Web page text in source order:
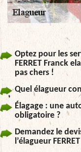
Optez pour les
FERRET Franck
pas chers !
Quel élagueur
Élagage : une
obligatoire ?
Demandez le
l’élagueur